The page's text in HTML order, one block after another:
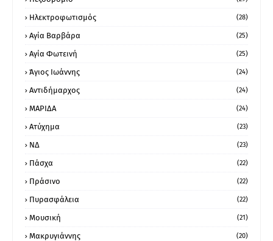
Ηλεκτροφωτισμός (28)
Αγία Βαρβάρα (25)
Αγία Φωτεινή (25)
Άγιος Ιωάννης (24)
Αντιδήμαρχος (24)
ΜΑΡΙΔΑ (24)
Ατύχημα (23)
ΝΔ (23)
Πάσχα (22)
Πράσινο (22)
Πυρασφάλεια (22)
Μουσική (21)
Μακρυγιάννης (20)